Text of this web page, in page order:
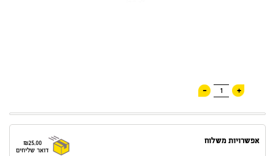
+
1
-
אפשרויות משלוח
₪25.00
דואר שליחים